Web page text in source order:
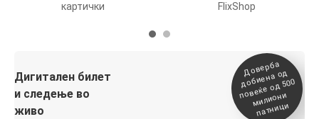
картички
FlixShop
Дигитален билет
и следење во
живо
Доверба
добиена о
д
повеќе о
д 500
милиони
патници